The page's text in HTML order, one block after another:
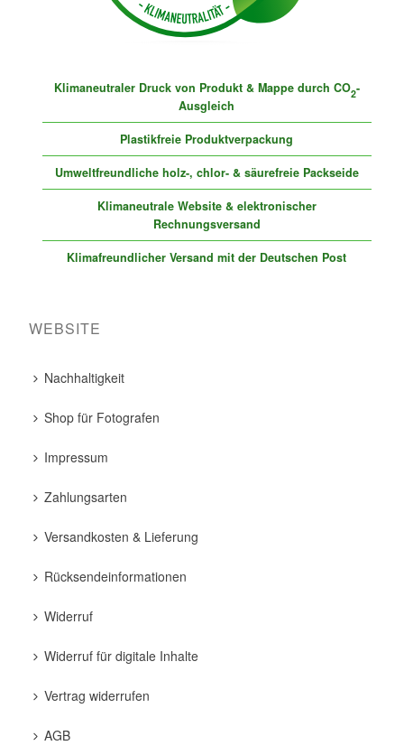
Klimaneutraler Druck von Produkt & Mappe durch CO2-
Ausgleich
Plastikfreie Produktverpackung
Umweltfreundliche holz-, chlor- & säurefreie Packseide
Klimaneutrale Website & elektronischer
Rechnungsversand
Klimafreundlicher Versand mit der Deutschen Post
WEBSITE
Nachhaltigkeit
Shop für Fotografen
Impressum
Zahlungsarten
Versandkosten & Lieferung
Rücksendeinformationen
Widerruf
Widerruf für digitale Inhalte
Vertrag widerrufen
AGB